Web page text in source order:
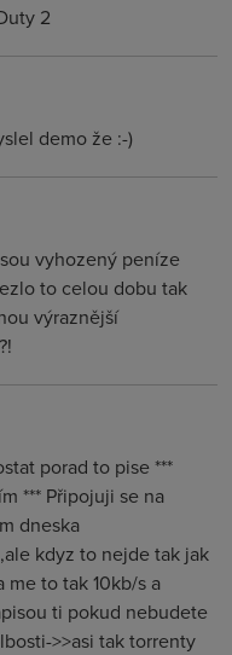
2
demo že :-)
vyhozený peníze
to celou dobu tak
výraznější
porad to pise ***
*** Připojuji se na
dneska
kdyz to nejde tak jak
me to tak 10kb/s a
ti pokud nebudete
>>asi tak torrenty